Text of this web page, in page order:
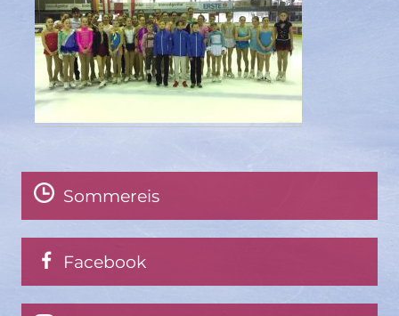
Sommereis
Facebook